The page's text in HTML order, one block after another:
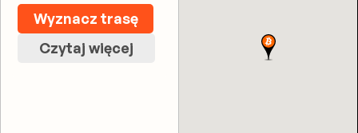
Wyznacz trasę
Czytaj więcej